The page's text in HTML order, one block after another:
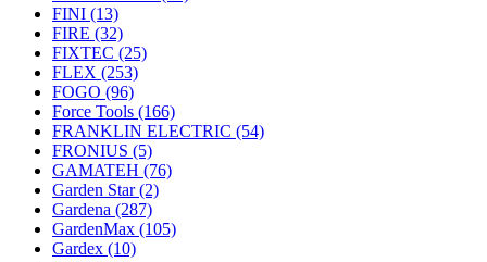
FINI (13)
FIRE (32)
FIXTEC (25)
FLEX (253)
FOGO (96)
Force Tools (166)
FRANKLIN ELECTRIC (54)
FRONIUS (5)
GAMATEH (76)
Garden Star(2)
Gardena (287)
GardenMax (105)
Gardex (10)